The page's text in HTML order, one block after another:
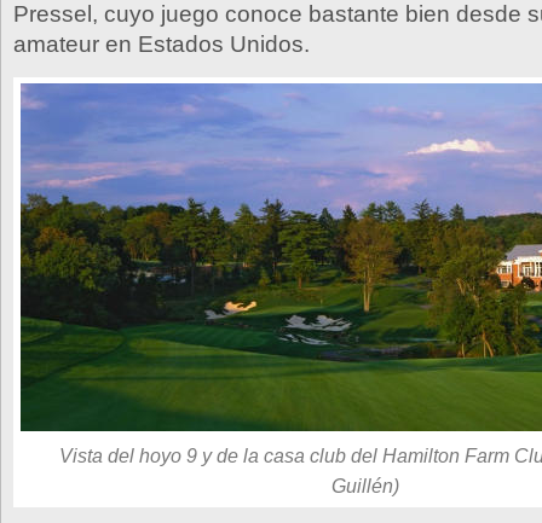
Pressel, cuyo juego conoce bastante bien desde
amateur en Estados Unidos.
Vista del hoyo 9 y de la casa club del Hamilton Farm
Guillén)